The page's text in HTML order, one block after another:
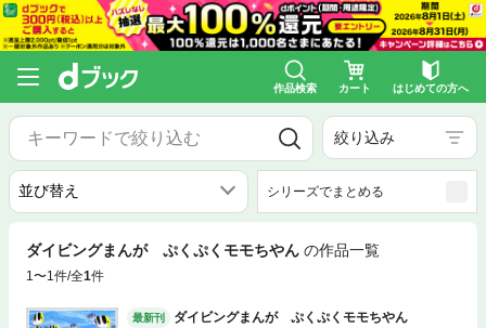
作品検索 カート はじめての方へ
絞り込み
シリーズでまとめる
ダイビングまんが ぷくぷくモモちやん の作品一覧
1〜1件/全1件
最新刊
ダイビングまんが ぷくぷくモモちやん